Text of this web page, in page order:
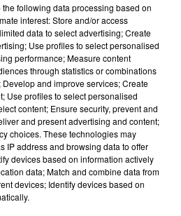
2 min 34 sec
34 sec
du 09.09.2024
the following data processing based on
interest: Store and/or access
data to select advertising; Create
Use profiles to select personalised
performance; Measure content
through statistics or combinations
and improve services; Create
Use profiles to select personalised
content; Ensure security, prevent and
and present advertising and content;
choices. These technologies may
IP address and browsing data to offer
devices based on information actively
data; Match and combine data from
devices; Identify devices based on